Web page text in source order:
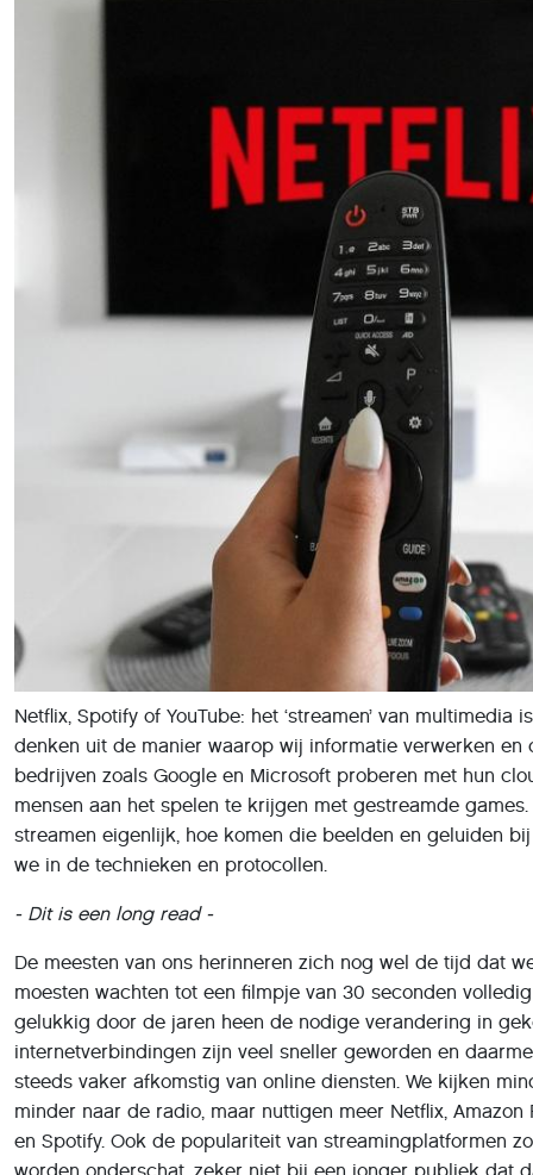
Netflix, Spotify of YouTube: het ‘streamen’ van
denken uit de manier waarop wij informatie verwerken en
bedrijven zoals Google en Microsoft proberen met hun
mensen aan het spelen te krijgen met gestreamde
streamen eigenlijk, hoe komen die beelden en geluiden
we in de technieken en protocollen.
- Dit is een long read -
De meesten van ons herinneren zich nog wel de tijd dat
moesten wachten tot een filmpje van 30 seconden
gelukkig door de jaren heen de nodige verandering in
internetverbindingen zijn veel sneller geworden en
steeds vaker afkomstig van online diensten. We kijken
minder naar de radio, maar nuttigen meer Netflix, Amazon
en Spotify. Ook de populariteit van streamingplatformen
worden onderschat, zeker niet bij een jonger publiek dat
heeft tot zijn favoriete streamers.
Vorig jaar zal voor enkele streamingdiensten ook een
gezien de tijd die veel mensen noodgedwongen thuis
vierde kwartaal van 2020 wist Netflix bijvoorbeeld 8,5
aan te trekken.